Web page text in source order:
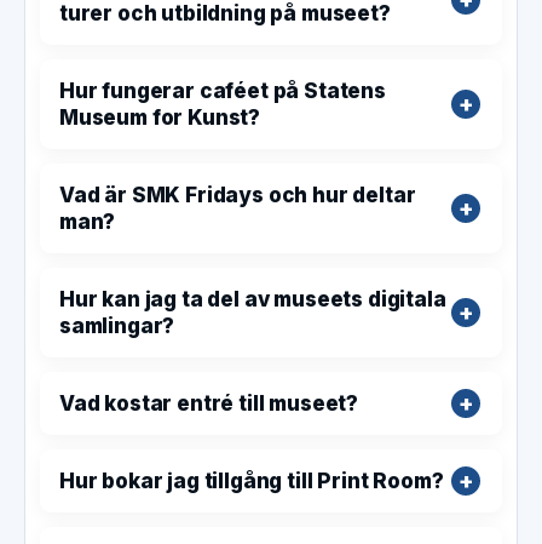
turer och utbildning på museet?
Hur fungerar caféet på Statens
Museum for Kunst?
Vad är SMK Fridays och hur deltar
man?
Hur kan jag ta del av museets digitala
samlingar?
Vad kostar entré till museet?
Hur bokar jag tillgång till Print Room?